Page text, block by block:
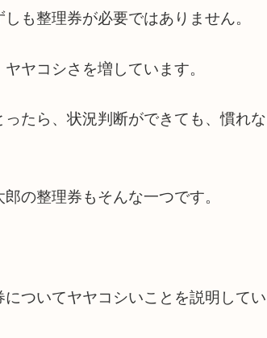
しも整理券が必要ではありません。
ヤコシさを増しています。
ったら、状況判断ができても、慣れ
の整理券もそんな一つです。
ついてヤヤコシいことを説明してい